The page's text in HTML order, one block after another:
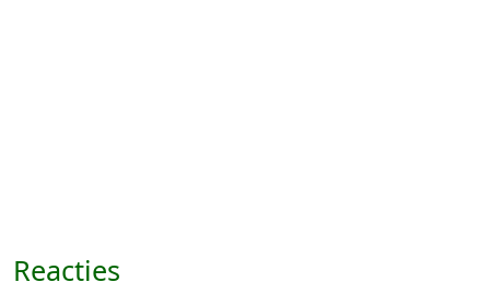
Reacties